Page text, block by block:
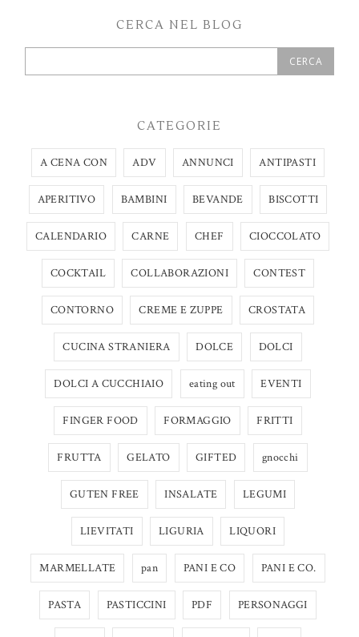
CERCA NEL BLOG
CATEGORIE
A CENA CON ADV ANNUNCI ANTIPASTI
APERITIVO BAMBINI BEVANDE BISCOTTI
CALENDARIO CARNE CHEF CIOCCOLATO
COCKTAIL COLLABORAZIONI CONTEST
CONTORNO CREME E ZUPPE CROSTATA
CUCINA STRANIERA DOLCE DOLCI
DOLCI A CUCCHIAIO eating out EVENTI
FINGER FOOD FORMAGGIO FRITTI
FRUTTA GELATO GIFTED gnocchi
GUTEN FREE INSALATE LEGUMI
LIEVITATI LIGURIA LIQUORI
MARMELLATE pan PANI E CO PANI E CO.
PASTA PASTICCINI PDF PERSONAGGI